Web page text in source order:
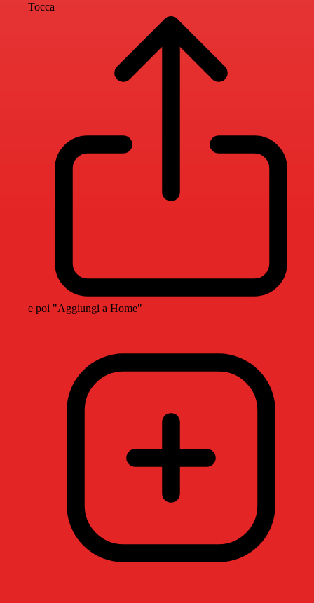
Tocca
e poi "Aggiungi a Home"